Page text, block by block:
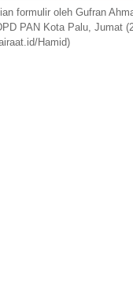
formulir oleh Gufran
PAN Kota Palu, Jumat
Hamid)